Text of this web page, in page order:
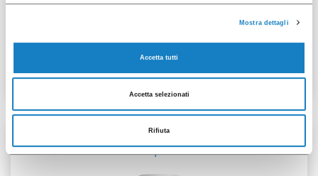
Mostra dettagli
Accetta tutti
Accetta selezionati
Rifiuta
G.88 L Blanc
50 pces